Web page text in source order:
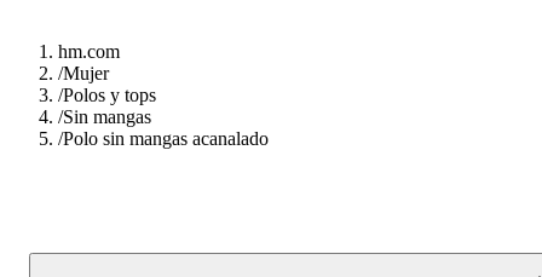
hm.com
/Mujer
/Polos y tops
/Sin mangas
/Polo sin mangas acanalado